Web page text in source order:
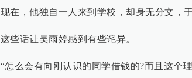
现在，他独自一人来到学校，却身无分文，
这些话让吴雨婷感到有些诧异。
“怎么会有向刚认识的同学借钱的?而且这个